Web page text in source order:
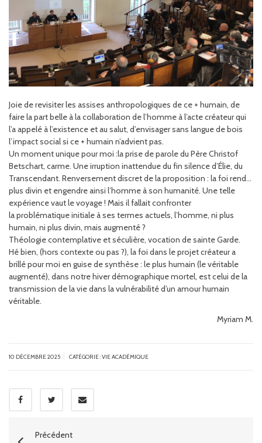
Joie de revisiter les assises anthropologiques de ce + humain, de
faire la part belle à la collaboration de l’homme à l’acte créateur qui
l’a appelé à l’existence et au salut, d’envisager sans langue de bois
l’impact social si ce + humain n’advient pas.
Un moment unique pour moi :la prise de parole du Père Christof
Betschart, carme. Une irruption inattendue du fin silence d’Élie, du
Transcendant. Renversement discret de la proposition : la foi rend…
plus divin et engendre ainsi l’homme à son humanité. Une telle
expérience vaut le voyage ! Mais il fallait confronter
la problématique initiale à ses termes actuels, l’homme, ni plus
humain, ni plus divin, mais augmenté ?
Théologie contemplative et séculière, vocation de sainte Garde.
Hé bien, (hors contexte ou pas ?), la foi dans le projet créateur a
brillé pour moi en guise de synthèse : le plus humain (le véritable
augmenté), dans notre hiver démographique mortel, est celui de la
transmission de la vie dans la vulnérabilité d’un amour humain
véritable.
Myriam M.
10 DÉCEMBRE 2025 CATÉGORIE :VIE ACADÉMIQUE
Précédent